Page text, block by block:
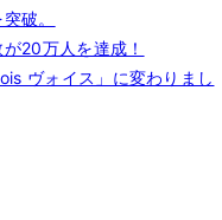
破。
20万人を達成！
ヴォイス」に変わりまし